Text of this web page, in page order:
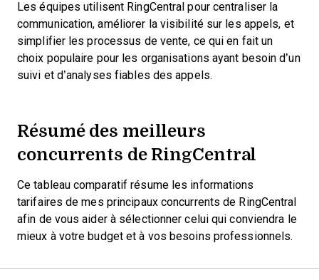
Les équipes utilisent RingCentral pour centraliser la
communication, améliorer la visibilité sur les appels, et
simplifier les processus de vente, ce qui en fait un
choix populaire pour les organisations ayant besoin d’un
suivi et d’analyses fiables des appels.
Résumé des meilleurs
concurrents de RingCentral
Ce tableau comparatif résume les informations
tarifaires de mes principaux concurrents de RingCentral
afin de vous aider à sélectionner celui qui conviendra le
mieux à votre budget et à vos besoins professionnels.